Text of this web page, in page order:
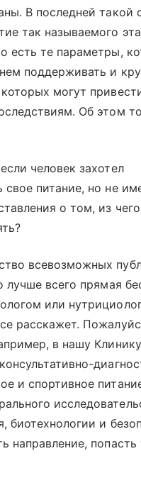
В последней такой
так называемого
есть те параметры,
поддерживать и
могут
Об этом
человек захотел
свое питание, но не
о том, из
всевозможных
лучше всего прямая
или
расскажет.
в нашу
и спортивное
биотехнологии и
направление,